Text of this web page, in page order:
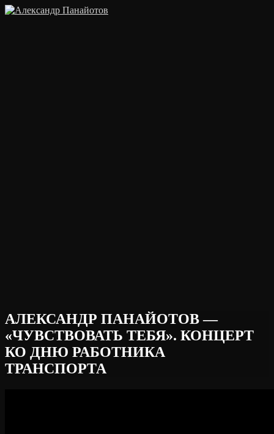
АЛЕКСАНДР ПАНАЙОТОВ —
«ЧУВСТВОВАТЬ ТЕБЯ». КОНЦЕРТ
КО ДНЮ РАБОТНИКА
ТРАНСПОРТА